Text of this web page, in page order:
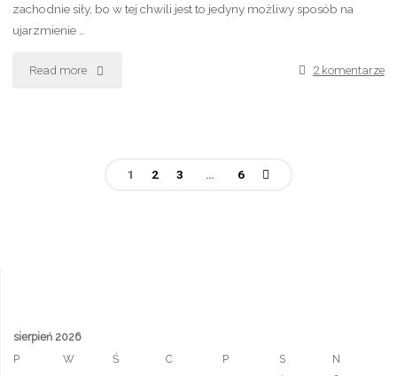
zachodnie siły, bo w tej chwili jest to jedyny możliwy sposób na
ujarzmienie …
Read more "Niedźwiedź
ukraińskiej"
2 komentarze
1 2 3 … 6
sierpień 2026
P
W Ś C P S
N